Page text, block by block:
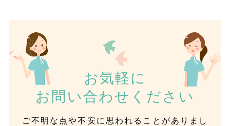
お気軽に
お問い合わせください
ご不明な点や不安に思われることがありまし